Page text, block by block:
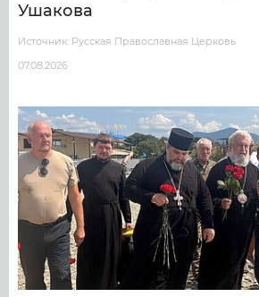
Ушакова
Источник: Русская Православная Церковь
07.08.2026